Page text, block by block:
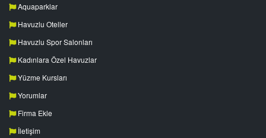
Aquaparklar
Havuzlu Oteller
Havuzlu Spor Salonları
Kadınlara Özel Havuzlar
Yüzme Kursları
Yorumlar
Firma Ekle
İletişim